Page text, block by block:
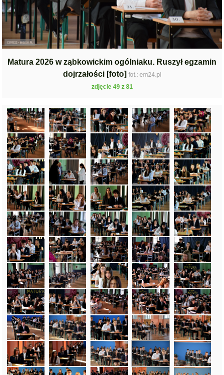
Matura 2026 w ząbkowickim ogólniaku. Ruszył egzamin
dojrzałości [foto] fot.: em24.pl
zdjęcie 49 z 81